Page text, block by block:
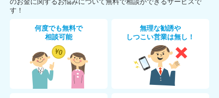
す！
何度でも無料で
相談可能
無理な勧誘や
しつこい営業は無し！